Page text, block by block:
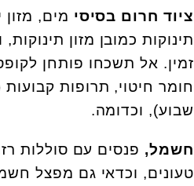
ציוד חרום בסיסי מים,
תינוקות כמובן מזון
זמין. אל תשכחו פותחן
חומר חיטוי, תרופות
שבוע), וכדומה.
חשמל, פנסים עם סוללות
טעונים, וכדאי גם מפצל